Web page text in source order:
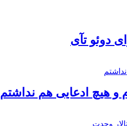
دوئو تآی
و هیچ ادعایی هم نداشتم